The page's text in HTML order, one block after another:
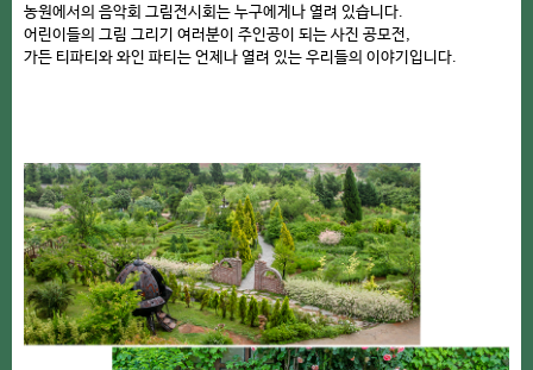
농원에서의 음악회 그림전시회는 누구에게나 열려 있습니다.
어린이들의 그림 그리기 여러분이 주인공이 되는 사진 공모전,
가든 티파티와 와인 파티는 언제나 열려 있는 우리들의 이야기입니다.